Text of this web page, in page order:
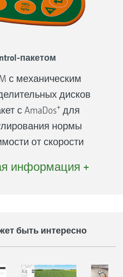
сигнального
трактора)
машиной
функцию
остатков.
движения
управления без
пакетом
с механическим
дисков
с AmaDos+ для
нормы
от скорости
рабочей
при работе на
информация +
быть интересно